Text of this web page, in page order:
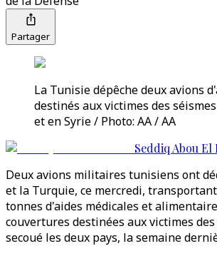
Partager
La Tunisie dépêche deux avions
destinés aux victimes des
et en Syrie / Photo: AA / AA
Seddiq Abou El
Deux avions militaires tunisiens ont
et la Turquie, ce mercredi,
tonnes d'aides médicales et
couvertures destinées aux victimes
secoué les deux pays, la semaine